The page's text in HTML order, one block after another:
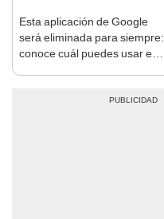
Esta aplicación de Google
será eliminada para siempre:
conoce cuál puedes usar en